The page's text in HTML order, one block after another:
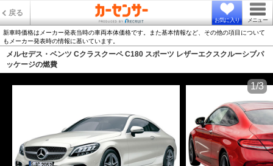
戻る
お気に入り メニュー
新車時価格はメーカー発表当時の車両本体価格です。また基本情報など、その他の項目について
もメーカー発表時の情報に基いています。
メルセデス・ベンツ Cクラスクーペ C180 スポーツ レザーエクスクルーシブパ
ッケージの燃費
1/3